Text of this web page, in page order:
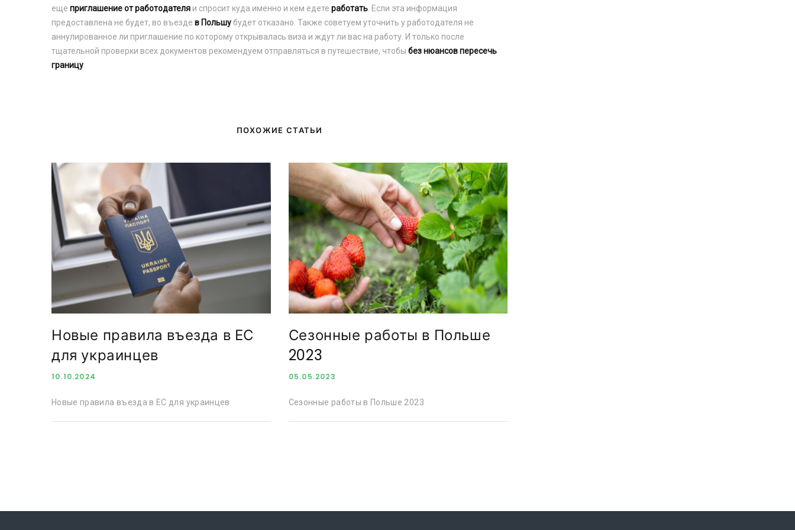
еще приглашение от работодателя и спросит куда именно и кем едете работать. Если эта информация
предоставлена ​​не будет, во въезде в Польшубудет отказано. Также советуем уточнить у работодателя не
аннулированное ли приглашение по которому открывалась виза и ждут ли вас на работу. И только после
тщательной проверки всех документов рекомендуем отправляться в путешествие, чтобы без нюансов пересечь
границу.
ПОХОЖИЕ СТАТЬИ
Новые правила въезда в ЕС
для украинцев
10.10.2024
Новые правила въезда в ЕС для украинцев
Сезонные работы в Польше
2023
05.05.2023
Сезонные работы в Польше 2023